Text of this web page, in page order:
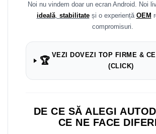
Noi nu vindem doar un ecran Android. Noi
ideală, stabilitateși o experiență OEM
compromisuri.
🏆
VEZI DOVEZI TOP FIRME &
(CLICK)
DE CE SĂ ALEGI
CE NE FACE